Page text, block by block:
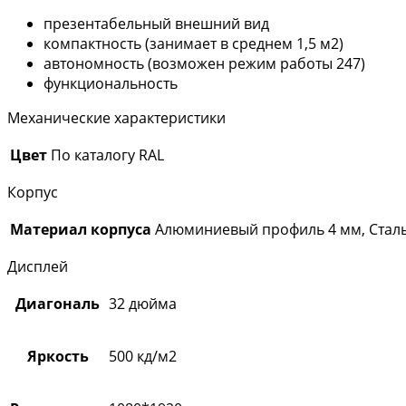
презентабельный внешний вид
компактность (занимает в среднем 1,5 м2)
автономность (возможен режим работы 247)
функциональность
Механические характеристики
Цвет По каталогу RAL
Корпус
Материал корпуса Алюминиевый профиль 4 мм,
Дисплей
Диагональ 32 дюйма
Яркость 500 кд/м2